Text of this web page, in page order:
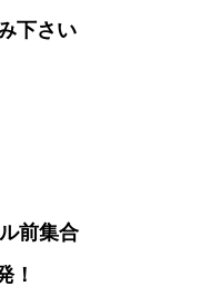
下さい
前集合
！